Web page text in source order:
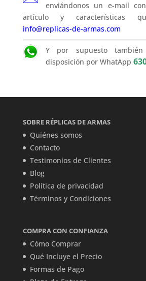
enviándonos un e-mail
artículo y características
info@replicas-de-armas.com
Y por supuesto
disposición por WhatApp
SOBRE RÉPLICAS DE ARMAS
Quiénes somos
Contacto
Testimonios de Clientes
Blog
Política de privacidad
Términos y Condiciones
COMPRA CON CONFIANZA
Cómo Comprar
Qué Incluye el Precio
Formas de Pago